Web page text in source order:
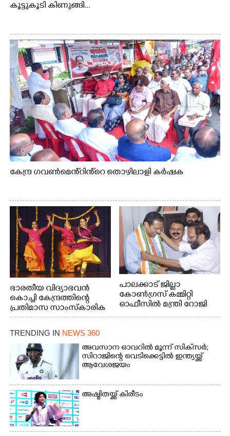
കൂട്ടുകൂടി കിണുങ്ങി...
കേന്ദ്ര ഗവൺമെൻ്റിൻ്റെ തൊഴിലാളി കർഷക
ഭാരതീയ വിദ്യാഭവൻ
കൊച്ചി കേന്ദ്രത്തിന്റെ
പ്രതിമാസ സാംസ്കാരിക
പരിപാടിയുടെ ഭാഗമായി
ടി.ഡി റോഡിലെ ഭാരതീയ
വിദ്യാഭവൻ സർദാർ
പട്ടേൽ സഭാഗൃഹത്തിൽ
എം. അക്ഷതയുടെ
നേതൃത്വത്തിൽ
അവതരിപ്പിച്ച ലയ നമൻ
കഥക് നൃത്തത്തിൽ നിന്ന്
പാലക്കാട് ജില്ലാ
കോൺഗ്രസ് കമ്മിറ്റി
ഓഫീസിൽ മന്ത്രി റോജി
എം ജോണിന്
TRENDING IN NEWS 360
അവസാന ഓവറിൽ മൂന്ന് സിക്‌സർ;
സിറാജിന്റെ വെടിക്കെട്ടിൽ ഇന്ത്യയ്ക്ക്
ആവേശജയം
അഷ്മിതയ്ക്ക് കിരീടം